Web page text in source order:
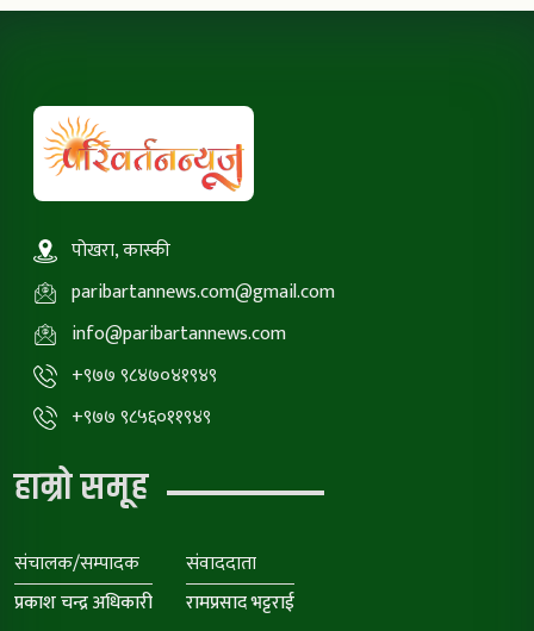
पोखरा, कास्की
paribartannews.com@gmail.com
info@paribartannews.com
+९७७ ९८४७०४१९४९
+९७७ ९८५६०११९४९
हाम्रो समूह
संचालक/सम्पादक
प्रकाश चन्द्र अधिकारी
संवाददाता
रामप्रसाद भट्टराई